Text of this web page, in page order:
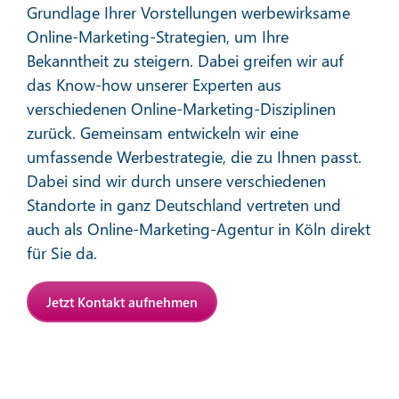
Affiliate-Marketing
Mehr erfahren
Grundlage Ihrer Vorstellungen werbewirksame
Online-Marketing-Strategien, um Ihre
Bekanntheit zu steigern. Dabei greifen wir auf
das Know-how unserer Experten aus
verschiedenen Online-Marketing-Disziplinen
zurück. Gemeinsam entwickeln wir eine
umfassende Werbestrategie, die zu Ihnen passt.
Dabei sind wir durch unsere verschiedenen
Standorte in ganz Deutschland vertreten und
auch als Online-Marketing-Agentur in Köln direkt
für Sie da.
Jetzt Kontakt aufnehmen